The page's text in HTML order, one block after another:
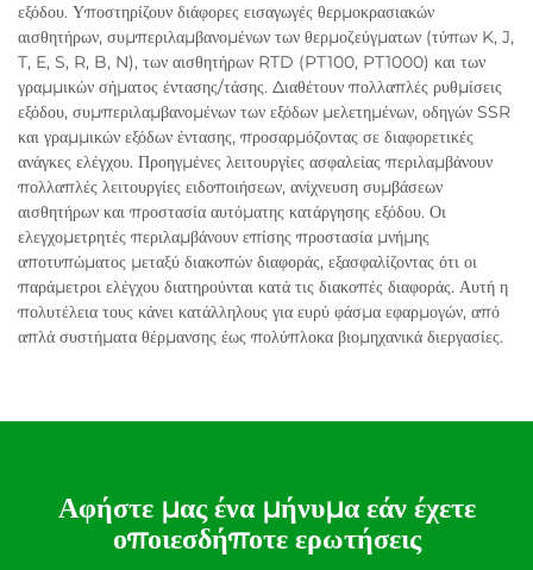
εξόδου. Υποστηρίζουν διάφορες εισαγωγές θερμοκρασιακών
αισθητήρων, συμπεριλαμβανομένων των θερμοζεύγματων (τύπων K, J,
T, E, S, R, B, N), των αισθητήρων RTD (PT100, PT1000) και των
γραμμικών σήματος έντασης/τάσης. Διαθέτουν πολλαπλές ρυθμίσεις
εξόδου, συμπεριλαμβανομένων των εξόδων μελετημένων, οδηγών SSR
και γραμμικών εξόδων έντασης, προσαρμόζοντας σε διαφορετικές
ανάγκες ελέγχου. Προηγμένες λειτουργίες ασφαλείας περιλαμβάνουν
πολλαπλές λειτουργίες ειδοποιήσεων, ανίχνευση συμβάσεων
αισθητήρων και προστασία αυτόματης κατάργησης εξόδου. Οι
ελεγχομετρητές περιλαμβάνουν επίσης προστασία μνήμης
αποτυπώματος μεταξύ διακοπών διαφοράς, εξασφαλίζοντας ότι οι
παράμετροι ελέγχου διατηρούνται κατά τις διακοπές διαφοράς. Αυτή η
πολυτέλεια τους κάνει κατάλληλους για ευρύ φάσμα εφαρμογών, από
απλά συστήματα θέρμανσης έως πολύπλοκα βιομηχανικά διεργασίες.
Αφήστε μας ένα μήνυμα εάν έχετε
οποιεσδήποτε ερωτήσεις